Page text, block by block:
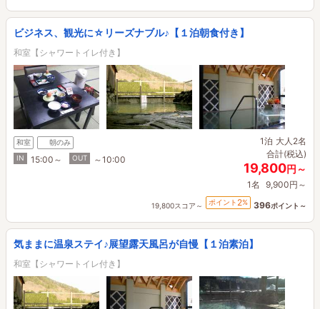
ビジネス、観光に☆リーズナブル♪【１泊朝食付き】
和室【シャワートイレ付き】
和室
朝のみ
IN
15:00～ OUT ～10:00
1泊 大人2名
合計(税込)
19,800円～
1名 9,900円～
19,800スコア～ ポイント 2% 396ポイント～
気ままに温泉ステイ♪展望露天風呂が自慢【１泊素泊】
和室【シャワートイレ付き】